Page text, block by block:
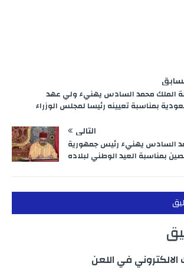
الملك محمد السادس يهنيء ولي عهد
بمناسبة تعيينه رئيسا لمجلس الوزراء
التالي
السادس يهنيء رئيس جمهورية
بمناسبة العيد الوطني لبلاده
في اللعن